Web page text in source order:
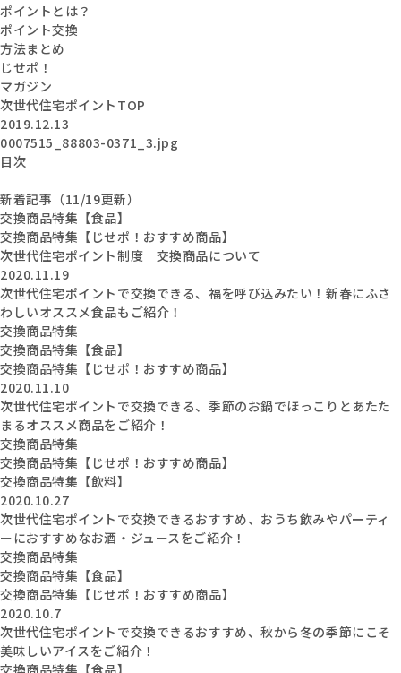
ポイントとは？
ポイント交換
方法まとめ
じせポ！
マガジン
次世代住宅ポイントTOP
2019.12.13
0007515_88803-0371_3.jpg
目次
新着記事（11/19更新）
交換商品特集【食品】
交換商品特集【じせポ！おすすめ商品】
次世代住宅ポイント制度 交換商品について
2020.11.19
次世代住宅ポイントで交換できる、福を呼び込みたい！新春にふさ
わしいオススメ食品もご紹介！
交換商品特集
交換商品特集【食品】
交換商品特集【じせポ！おすすめ商品】
2020.11.10
次世代住宅ポイントで交換できる、季節のお鍋でほっこりとあたた
まるオススメ商品をご紹介！
交換商品特集
交換商品特集【じせポ！おすすめ商品】
交換商品特集【飲料】
2020.10.27
次世代住宅ポイントで交換できるおすすめ、おうち飲みやパーティ
ーにおすすめなお酒・ジュースをご紹介！
交換商品特集
交換商品特集【食品】
交換商品特集【じせポ！おすすめ商品】
2020.10.7
次世代住宅ポイントで交換できるおすすめ、秋から冬の季節にこそ
美味しいアイスをご紹介！
交換商品特集【食品】